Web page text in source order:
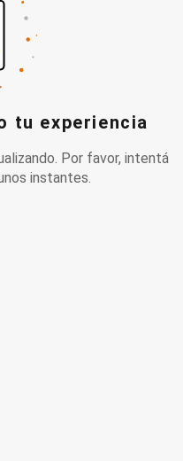
tu experiencia
Por favor, intentá
instantes.